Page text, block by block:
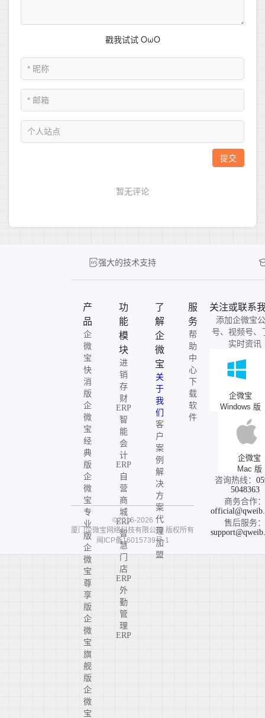
强大的技术支持
产
品
企
微
宝
快
消
版
企
微
宝
经
典
版
企
微
宝
专
业
版
企
微
宝
尊
享
版
企
微
宝
旗
舰
版
企
微
宝
功
能
模
块
进
销
存
财
ERP
智
能
会
计
ERP
自
营
商
城
ERP
智
慧
门
店
ERP
外
勤
管
理
ERP
了
解
企
微
宝
关
于
我
们
客
户
案
例
解
决
方
案
代
理
加
盟
服
务
帮
助
中
心
下
载
软
件
关注或联系
添加企微宝
号、视频号、
实时资讯
企微宝
Windows 版
企微宝
Mac 版
咨询热线：
5048363
商务合作：
售后服务：
©2016-2026
厦门企微宝网络科技有限公司 版权所有
闽ICP备16015739号-1